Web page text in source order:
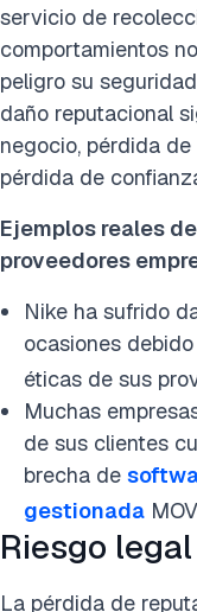
servicio de
comportamientos
peligro su
daño reputacional
negocio, pérdida
pérdida de
Ejemplos reales
proveedores
Nike ha sufrido
ocasiones
éticas de sus
Muchas
de sus clientes
brecha de
gestionada
Riesgo legal
La pérdida de